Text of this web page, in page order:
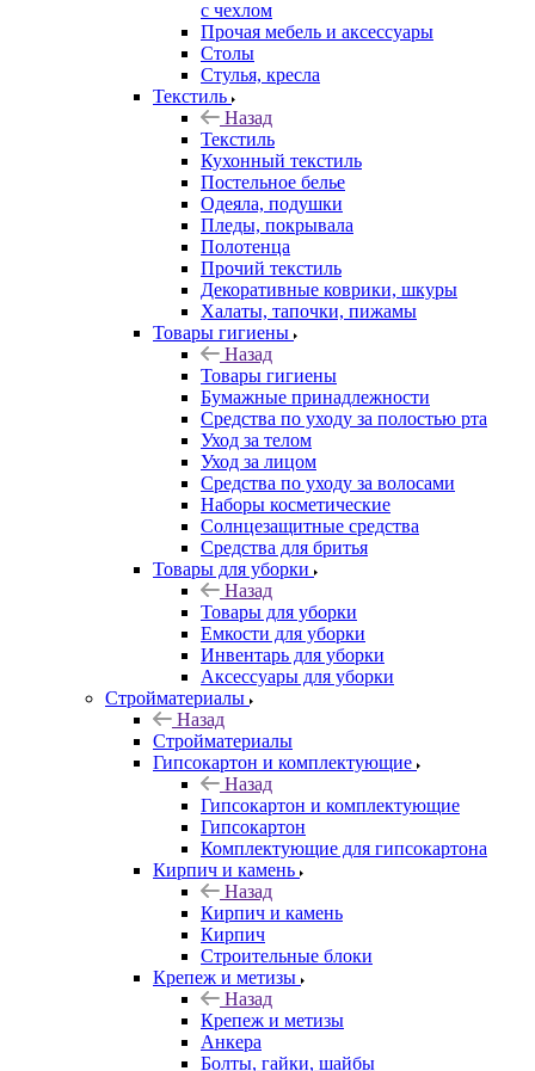
с чехлом
Прочая мебель и аксессуары
Столы
Стулья, кресла
Текстиль
Назад
Текстиль
Кухонный текстиль
Постельное белье
Одеяла, подушки
Пледы, покрывала
Полотенца
Прочий текстиль
Декоративные коврики, шкуры
Халаты, тапочки, пижамы
Товары гигиены
Назад
Товары гигиены
Бумажные принадлежности
Средства по уходу за полостью рта
Уход за телом
Уход за лицом
Средства по уходу за волосами
Наборы косметические
Солнцезащитные средства
Средства для бритья
Товары для уборки
Назад
Товары для уборки
Емкости для уборки
Инвентарь для уборки
Аксессуары для уборки
Стройматериалы
Назад
Стройматериалы
Гипсокартон и комплектующие
Назад
Гипсокартон и комплектующие
Гипсокартон
Комплектующие для гипсокартона
Кирпич и камень
Назад
Кирпич и камень
Кирпич
Строительные блоки
Крепеж и метизы
Назад
Крепеж и метизы
Анкера
Болты, гайки, шайбы